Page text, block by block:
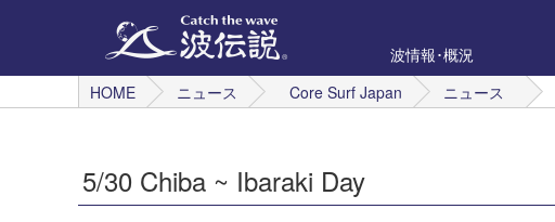
波情報･概況
HOME
ニュース Core Surf Japan ニュース
5/30 Chiba ~ Ibaraki Day